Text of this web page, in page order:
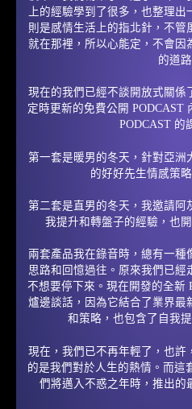
上的經驗學到了很多，也整理
則是感情生活上的指北針，不管
就在那裡，所以心能定，不會因
的道路
現在的我們已經不談開放式關係
定時更新的免費公開 PODCAST
PODCAST 的
第一套是暖男的冬天，針對亞洲
的好好先生情感策
第二套是直男的冬天，我邀請阿
我提升和轉盤子的經驗，也
兩套產品我在錄音時，總有一種
思路和回憶過往。原來我們已經
不想要停下來。現在開發的全新
爐邊談話，因為它結合了業界最
和策略，也包含了自我
現在，我們已不再年輕了，也許
的是我們對於人生的熱情。而這
們將邁入不惑之年時，推出的